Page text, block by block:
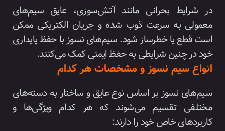
در شرایط بحرانی مانند آتش‌سوزی، عایق سیم‌های
معمولی به سرعت ذوب شده و جریان الکتریکی ممکن
است قطع یا خطرساز شود. سیم‌های نسوز با حفظ پایداری
خود در چنین شرایطی به حفظ ایمنی کمک می‌کنند.
انواع سیم نسوز و مشخصات هر کدام
سیم‌های نسوز بر اساس نوع عایق و ساختار به دسته‌های
مختلفی تقسیم می‌شوند که هر کدام ویژگی‌ها و
کاربردهای خاص خود را دارند: